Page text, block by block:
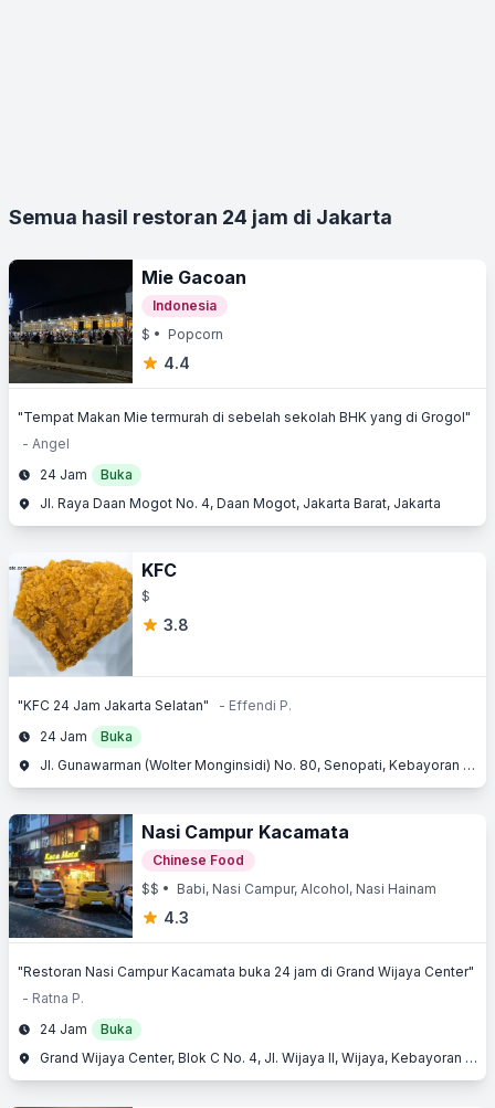
Semua hasil restoran 24 jam di Jakarta
Mie Gacoan
Indonesia
$ • Popcorn
4.4
"Tempat Makan Mie termurah di sebelah sekolah BHK yang di Grogol"
- Angel
24 Jam
Buka
Jl. Raya Daan Mogot No. 4, Daan Mogot, Jakarta Barat, Jakarta
KFC
$
3.8
"KFC 24 Jam Jakarta Selatan"
- Effendi P.
24 Jam
Buka
Jl. Gunawarman (Wolter Monginsidi) No. 80, Senopati, Kebayoran Baru, Jakarta Selatan, Jakarta
Nasi Campur Kacamata
Chinese Food
$$ • Babi, Nasi Campur, Alcohol, Nasi Hainam
4.3
"Restoran Nasi Campur Kacamata buka 24 jam di Grand Wijaya Center"
- Ratna P.
24 Jam
Buka
Grand Wijaya Center, Blok C No. 4, Jl. Wijaya II, Wijaya, Kebayoran Baru, Jakarta Selatan, Jakarta